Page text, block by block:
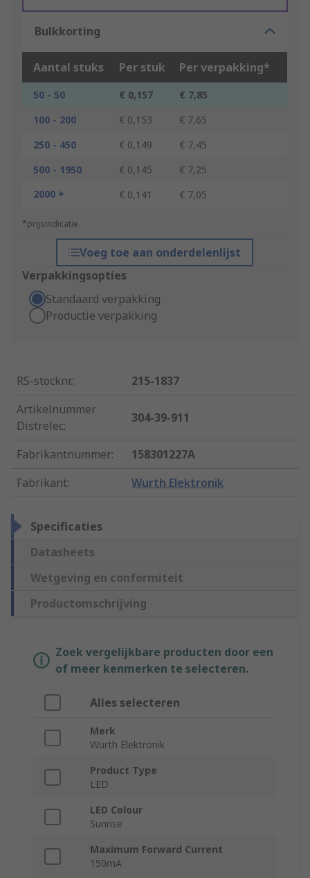
Bulkkorting
Aantal stuks Per stuk Per verpakking*
50 - 50 € 0,157
€ 7,85
100 - 200
€ 0,153
€ 7,65
250 - 450
€ 0,149
€ 7,45
500 - 1950
€ 0,145
€ 7,25
2000 +
€ 0,141 € 7,05
*prijsindicatie
Voeg toe aan onderdelenlijst
Verpakkingsopties
Standaard verpakking
Productie verpakking
RS-stocknr.:
215-1837
Artikelnummer
Distrelec:
304-39-911
Fabrikantnummer:
158301227A
Fabrikant: Wurth Elektronik
Specificaties
Datasheets
Wetgeving en conformiteit
Productomschrijving
Zoek vergelijkbare producten door een
of meer kenmerken te selecteren.
Alles selecteren
Merk
Wurth Elektronik
Product Type
LED
LED Colour
Sunrise
Maximum Forward Current
150mA